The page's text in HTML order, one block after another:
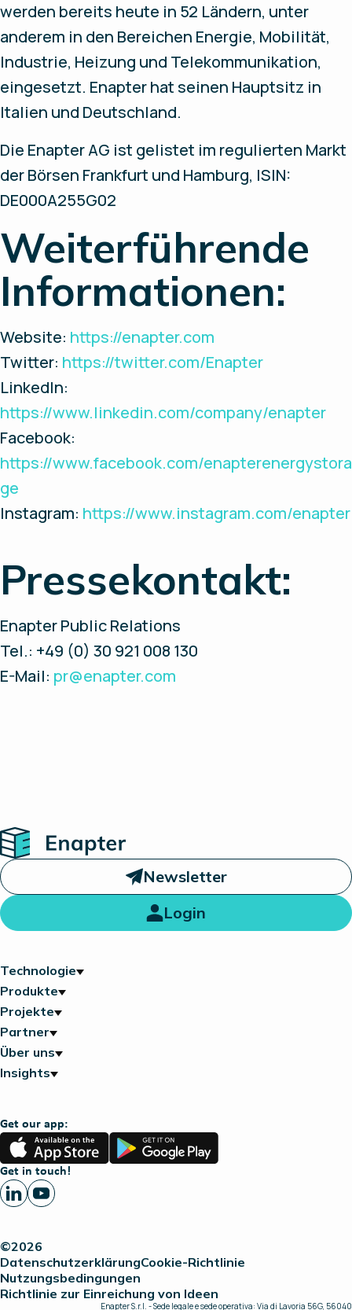
werden bereits heute in 52 Ländern, unter
anderem in den Bereichen Energie, Mobilität,
Industrie, Heizung und Telekommunikation,
eingesetzt. Enapter hat seinen Hauptsitz in
Italien und Deutschland.
Die Enapter AG ist gelistet im regulierten Markt
der Börsen Frankfurt und Hamburg, ISIN:
DE000A255G02
Weiterführende
Informationen:
Website: https://enapter.com
Twitter: https://twitter.com/Enapter
LinkedIn:
https://www.linkedin.com/company/enapter
Facebook:
https://www.facebook.com/enapterenergystora
ge
Instagram: https://www.instagram.com/enapter
Pressekontakt:
Enapter Public Relations
Tel.: +49 (0) 30 921 008 130
E-Mail: pr@enapter.com
Home
Newsletter
Login
Technologie
Produkte
Projekte
Partner
Über uns
Insights
Get our app:
App
Store
Google
Play
Get in touch!
©2026
DatenschutzerklärungCookie-Richtlinie
Nutzungsbedingungen
Richtlinie zur Einreichung von Ideen
Enapter S.r.l. - Sede legale e sede operativa: Via di Lavoria 56G, 56040